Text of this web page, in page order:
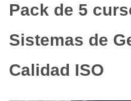
Pack de 5
Sistemas de
Calidad ISO